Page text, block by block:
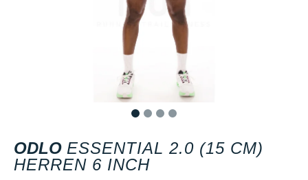
ODLO ESSENTIAL 2.0 (15 CM)
HERREN 6 INCH